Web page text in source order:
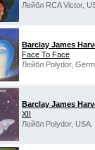
Лейбл RCA Victor,
Barclay James
‎Face To Face
Лейбл Polydor,
Barclay James
XII
Лейбл Polydor, USA.